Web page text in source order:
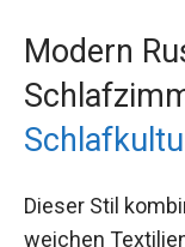
Modern
Dieser Stil
weichen